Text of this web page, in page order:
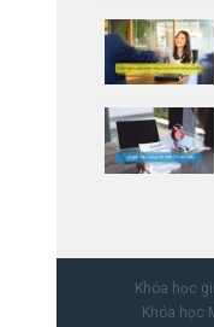
Khóa học
Khóa học